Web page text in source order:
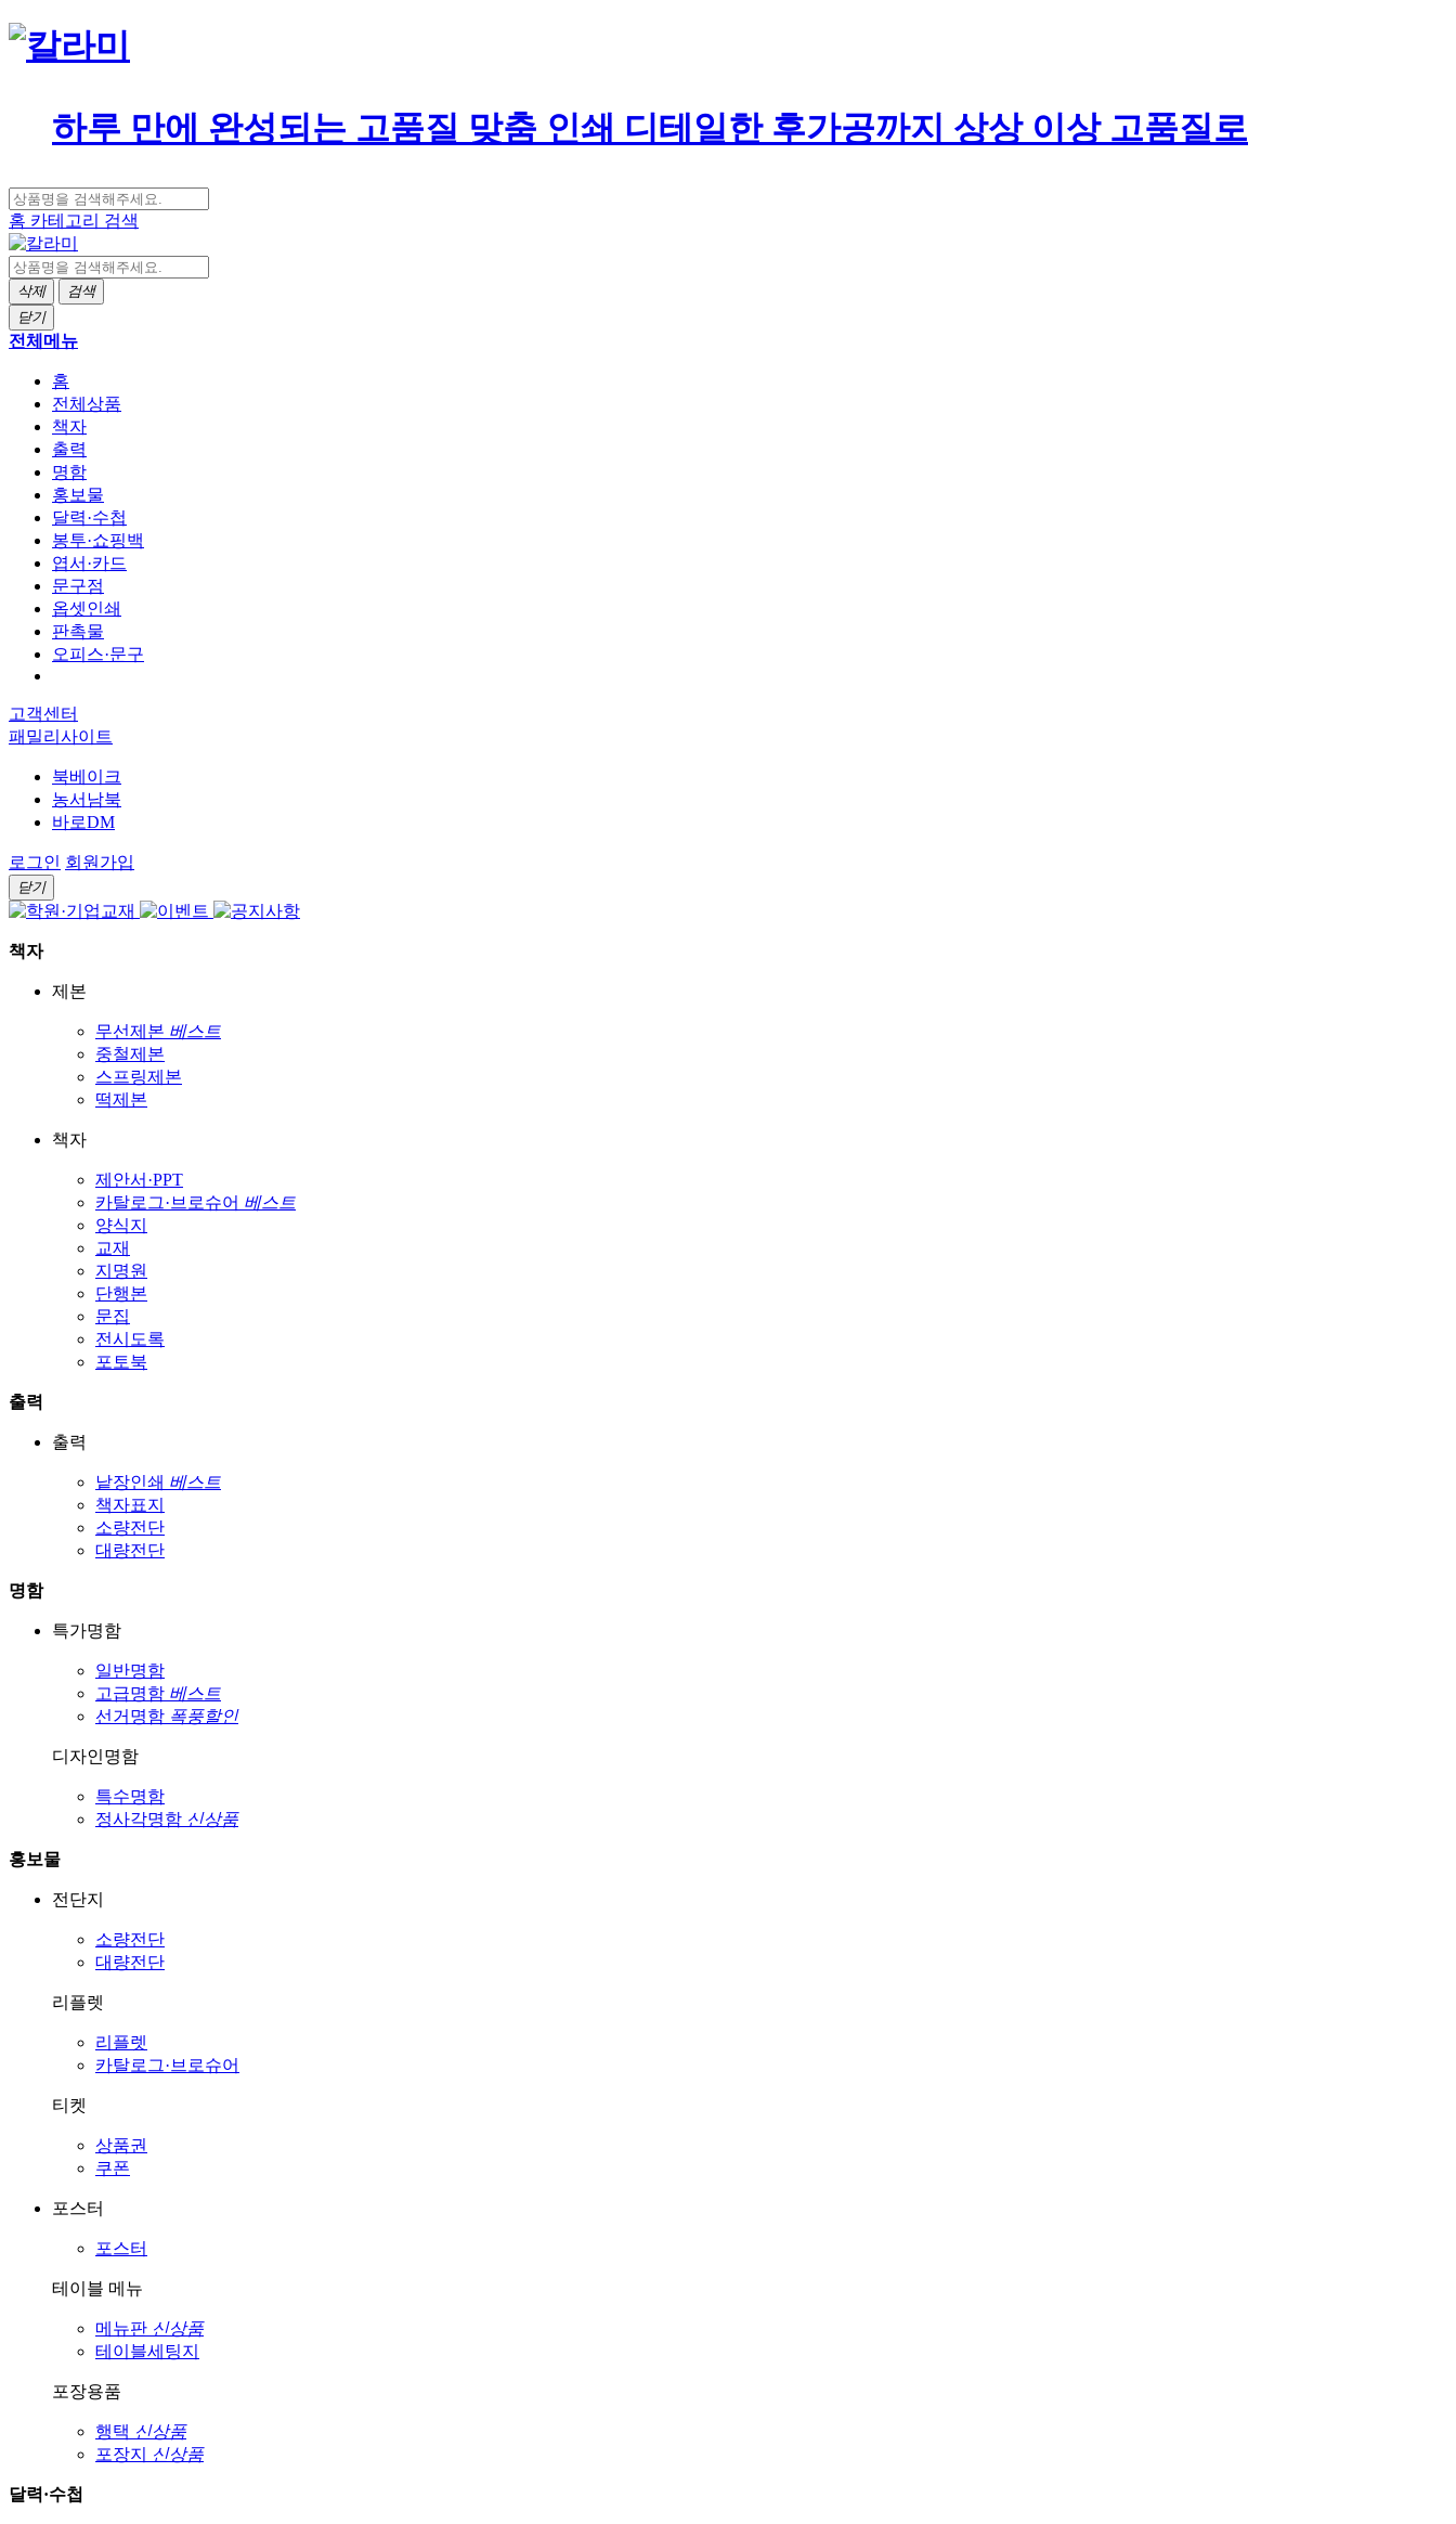
하루 만에 완성되는 고품질 맞춤 인쇄 디테일한 후가공까지 상상 이상 고품질로
홈 카테고리 검색
삭제
검색
닫기
전체메뉴
홈
전체상품
책자
출력
명함
홍보물
달력·수첩
봉투·쇼핑백
엽서·카드
문구점
옵셋인쇄
판촉물
오피스·문구
고객센터
패밀리사이트
북베이크
농서남북
바로DM
로그인 회원가입
닫기
책자
제본
무선제본 베스트
중철제본
스프링제본
떡제본
책자
제안서·PPT
카탈로그·브로슈어 베스트
양식지
교재
지명원
단행본
문집
전시도록
포토북
출력
출력
낱장인쇄 베스트
책자표지
소량전단
대량전단
명함
특가명함
일반명함
고급명함 베스트
선거명함 폭풍할인
디자인명함
특수명함
정사각명함 신상품
홍보물
전단지
소량전단
대량전단
리플렛
리플렛
카탈로그·브로슈어
티켓
상품권
쿠폰
포스터
포스터
테이블 메뉴
메뉴판 신상품
테이블세팅지
포장용품
행택 신상품
포장지
신상품
달력·수첩